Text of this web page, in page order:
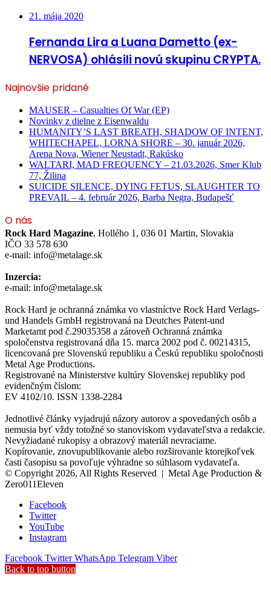
21. mája 2020
Fernanda Lira a Luana Dametto (ex-
NERVOSA) ohlásili novú skupinu CRYPTA.
Najnovšie pridané
MAUSER – Casualties Of War (EP)
Novinky z dielne z Eisenwaldu
HUMANITY’S LAST BREATH, SHADOW OF INTENT,
WHITECHAPEL, LORNA SHORE – 30. január 2026,
Arena Nova, Wiener Neustadt, Rakúsko
WALTARI, MAD FREQUENCY – 21.03.2026, Smer Klub
77, Žilina
SUICIDE SILENCE, DYING FETUS, SLAUGHTER TO
PREVAIL – 4. február 2026, Barba Negra, Budapešť
O nás
Rock Hard Magazine, Hollého 1, 036 01 Martin, Slovakia
IČO 33 578 630
e-mail: info@metalage.sk
Inzercia:
e-mail: info@metalage.sk
Rock Hard je ochranná známka vo vlastníctve Rock Hard Verlags-
und Handels GmbH registrovaná na Deutches Patent-und
Marketamt pod č.29035358 a zároveň Ochranná známka
spoločenstva registrovaná dňa 15. marca 2002 pod č. 00214315,
licencovaná pre Slovenskú republiku a Českú republiku spoločnosti
Metal Age Productions.
Registrované na Ministerstve kultúry Slovenskej republiky pod
evidenčným číslom:
EV 4102/10. ISSN 1338-2284
Jednotlivé články vyjadrujú názory autorov a spovedaných osôb a
nemusia byť vždy totožné so stanoviskom vydavateľstva a redakcie.
Nevyžiadané rukopisy a obrazový materiál nevraciame.
Kopírovanie, znovupublikovanie alebo rozširovanie ktorejkoľvek
časti časopisu sa povoľuje výhradne so súhlasom vydavateľa.
© Copyright 2026, All Rights Reserved | Metal Age Production &
Zero011Eleven
Facebook
Twitter
YouTube
Instagram
Facebook Twitter WhatsApp Telegram Viber
Back to top button